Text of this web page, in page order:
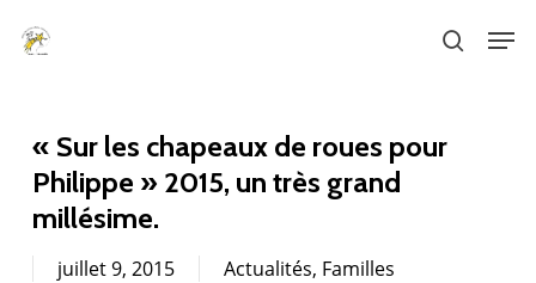
search
« Sur les chapeaux de roues pour
Philippe » 2015, un très grand
millésime.
juillet 9, 2015 Actualités, Familles